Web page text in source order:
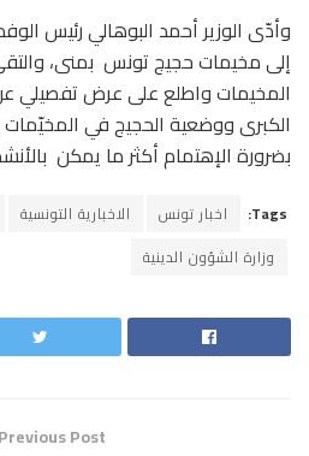
وأدّى الوزير أحمد البوهالي رئيس
إلى مخيمات حجيج تونس بمنى،
المخيمات واطلع على عرض تفصيلي
الكبرى ووضعية الحجيج في
بضرورة الإهتمام أكثر ما يمكن
Tags: اخبار تونس الاخبارية التونسية
وزارة الشؤون الدينية
Previous Post